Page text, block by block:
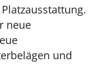
neue
und